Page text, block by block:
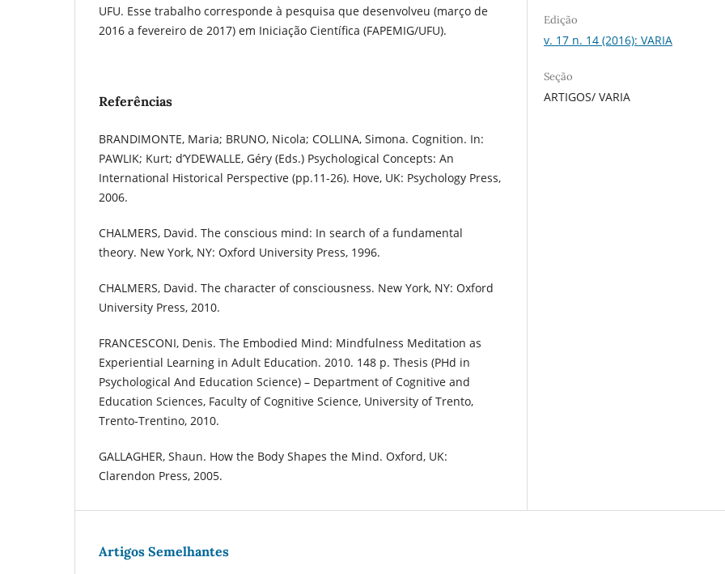
UFU. Esse trabalho corresponde à pesquisa que desenvolveu (março de
2016 a fevereiro de 2017) em Iniciação Científica (FAPEMIG/UFU).
Referências
BRANDIMONTE, Maria; BRUNO, Nicola; COLLINA, Simona. Cognition. In:
PAWLIK; Kurt; d’YDEWALLE, Géry (Eds.) Psychological Concepts: An
International Historical Perspective (pp.11-26). Hove, UK: Psychology Press,
2006.
CHALMERS, David. The conscious mind: In search of a fundamental
theory. New York, NY: Oxford University Press, 1996.
CHALMERS, David. The character of consciousness. New York, NY: Oxford
University Press, 2010.
FRANCESCONI, Denis. The Embodied Mind: Mindfulness Meditation as
Experiential Learning in Adult Education. 2010. 148 p. Thesis (PHd in
Psychological And Education Science) – Department of Cognitive and
Education Sciences, Faculty of Cognitive Science, University of Trento,
Trento-Trentino, 2010.
GALLAGHER, Shaun. How the Body Shapes the Mind. Oxford, UK:
Clarendon Press, 2005.
Edição
v. 17 n. 14 (2016): VARIA
Seção
ARTIGOS/ VARIA
Artigos Semelhantes